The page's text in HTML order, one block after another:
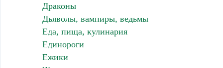
Драконы
Дьяволы, вампиры, ведьмы
Еда, пища, кулинария
Единороги
Ежики